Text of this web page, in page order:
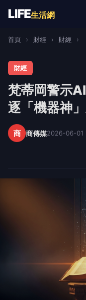
LIFE生活網
首頁 › 財經 › 財經 ›
財經
梵蒂岡警示
逐「機器神
商 商傳媒2026-06-01